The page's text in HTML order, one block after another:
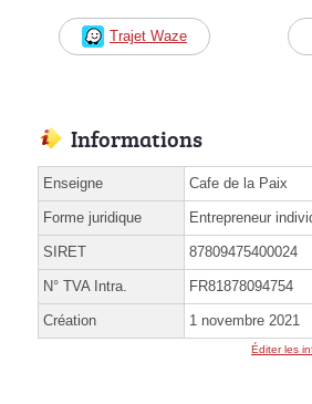
Trajet Waze
Informations
Enseigne Cafe de la Paix
Forme juridique Entrepreneur
SIRET 87809475400024
N° TVA Intra. FR81878094754
Création 1 novembre 2021
Éditer les